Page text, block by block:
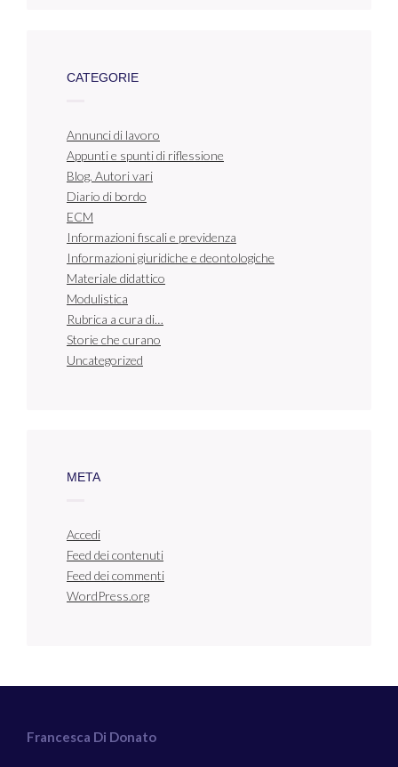
CATEGORIE
Annunci di lavoro
Appunti e spunti di riflessione
Blog. Autori vari
Diario di bordo
ECM
Informazioni fiscali e previdenza
Informazioni giuridiche e deontologiche
Materiale didattico
Modulistica
Rubrica a cura di…
Storie che curano
Uncategorized
META
Accedi
Feed dei contenuti
Feed dei commenti
WordPress.org
Francesca Di Donato